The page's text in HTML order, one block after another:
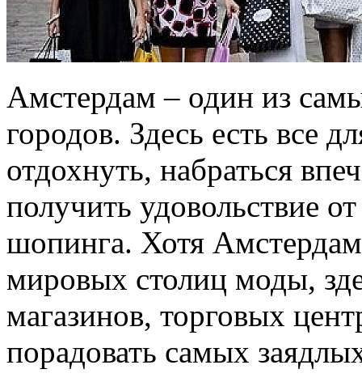
Амстердам – один из
городов. Здесь есть все
отдохнуть, набраться
получить удовольствие
шопинга. Хотя
мировых столиц моды,
магазинов, торговых
порадовать самых